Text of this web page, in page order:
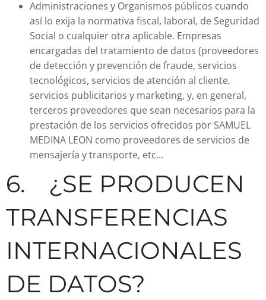
Administraciones y Organismos públicos cuando
así lo exija la normativa fiscal, laboral, de Seguridad
Social o cualquier otra aplicable. Empresas
encargadas del tratamiento de datos (proveedores
de detección y prevención de fraude, servicios
tecnológicos, servicios de atención al cliente,
servicios publicitarios y marketing, y, en general,
terceros proveedores que sean necesarios para la
prestación de los servicios ofrecidos por SAMUEL
MEDINA LEON como proveedores de servicios de
mensajería y transporte, etc…
6. ¿SE PRODUCEN
TRANSFERENCIAS
INTERNACIONALES
DE DATOS?